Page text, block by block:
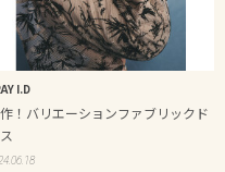
I.D
！バリエーションファブリックド